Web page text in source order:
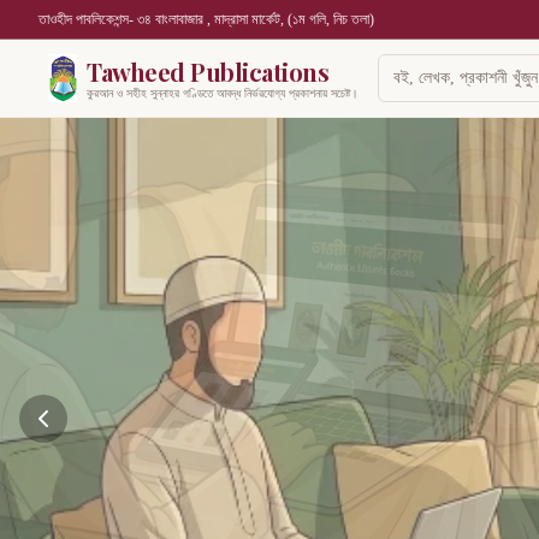
তাওহীদ পাবলিকেশন্স- ৩৪ বাংলাবাজার , মাদ্রাসা মার্কেট, (১ম গলি, নিচ তলা)
Tawheed Publications
কুরআন ও সহীহ সুন্নাহর গণ্ডিতে আবদ্ধ নির্ভরযোগ্য প্রকাশনায় সচেষ্ট।